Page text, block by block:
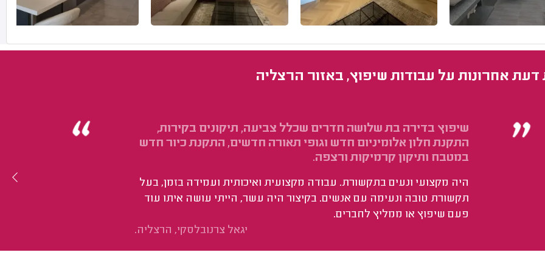
דעת אחרונות על עבודות שיפוץ, באזור הרצליה
‏שיפוץ בדירה בת שלושה חדרים שכלל צביעה, תיקונים בקירות,
התקנת חלון אלומיניום חדש וגופי תאורה חדשים, התקנת כיור חדש
במטבח ותיקון קרמיקות ורצפה.
‏היה מקצועי ונעים בתקשורת. עבודה מקצועית ואיכותית ועמידה בזמן, בעל
תקשורת טובה ונעימה עם אנשים. בקיצור היה עשר, הייתי עושה איתו עוד
פעם שיפוץ או ממליץ לחברים.
יגאל צרנובלסקי, הרצליה.